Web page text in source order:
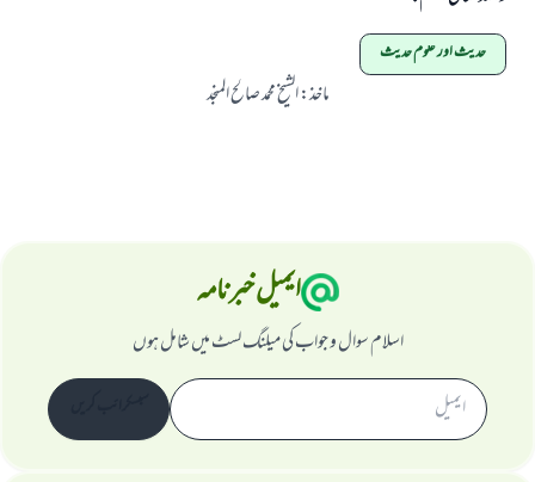
حدیث اور علوم حدیث
ماخذ:الشيخ محمد صالح المنجد
ایمیل خبرنامہ
اسلام سوال و جواب کی میلنگ لسٹ میں شامل ہوں